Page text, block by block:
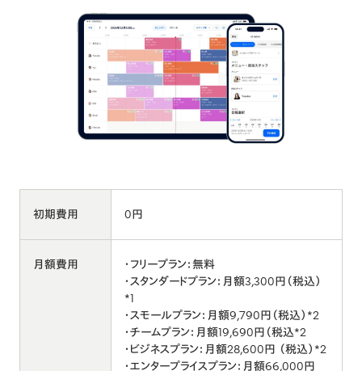
初期費用 0円
月額費用
・フリープラン：無料
・スタンダードプラン：月額3,300円（税込）
*1
・スモールプラン：月額9,790円（税込）*2
・チームプラン：月額19,690円（税込*2
・ビジネスプラン：月額28,600円 （税込）*2
・エンタープライスプラン：月額66,000円